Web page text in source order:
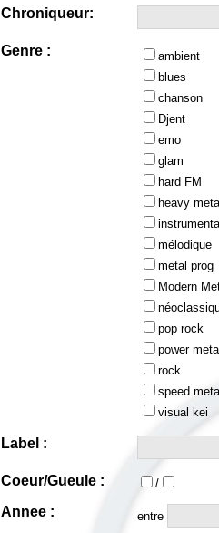
Chroniqueur:
Genre :
ambient
blues
chanson
Djent
emo
glam
hard FM
heavy
mélodique
metal prog
Modern
pop rock
power
rock
speed
visual kei
Label :
Coeur/Gueule : /
Annee : entre